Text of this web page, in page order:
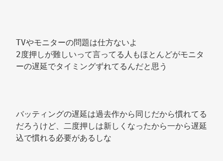
TVやモニターの問題は仕方ないよ
2度押しが難しいって言ってる人もほとんどがモニタ
ーの遅延でタイミングずれてるんだと思う
バッティングの遅延は過去作から同じだから慣れてる
だろうけど、二度押しは新しくなったから一から遅延
込で慣れる必要があるしな